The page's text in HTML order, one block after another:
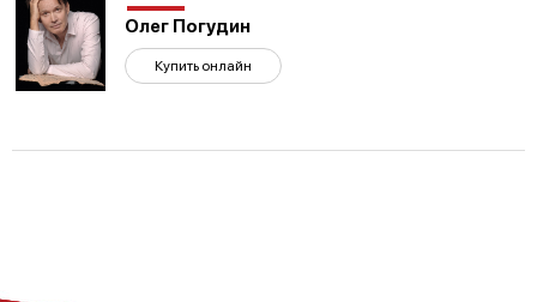
Олег Погудин
Купить онлайн